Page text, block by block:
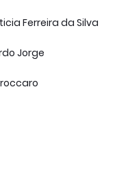
Ferreira da Silva
Jorge